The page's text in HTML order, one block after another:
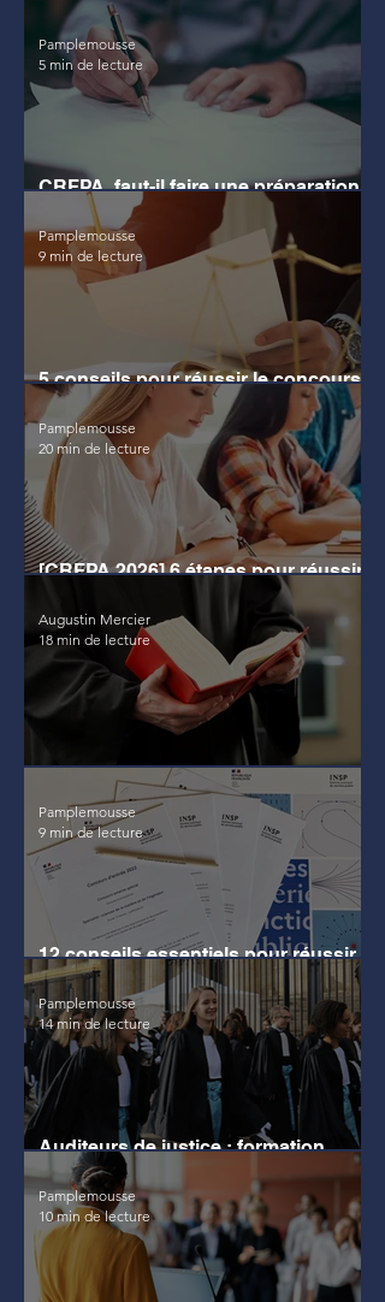
complète pour bien s’entraîner
CRFPA, faut-il faire une préparation
privée pour réussir ?
Pamplemousse
5 min de lecture
5 conseils pour réussir le concours
de l'ENM
Pamplemousse
9 min de lecture
[CRFPA 2026] 6 étapes pour réussir
Pamplemousse
20 min de lecture
Comment devenir avocat ? 8 étapes
Augustin Mercier
18 min de lecture
12 conseils essentiels pour réussir
le concours d'entrée à l'INSP
Pamplemousse
9 min de lecture
Auditeurs de justice : formation,
métier, salaire
Pamplemousse
14 min de lecture
Pamplemousse
10 min de lecture